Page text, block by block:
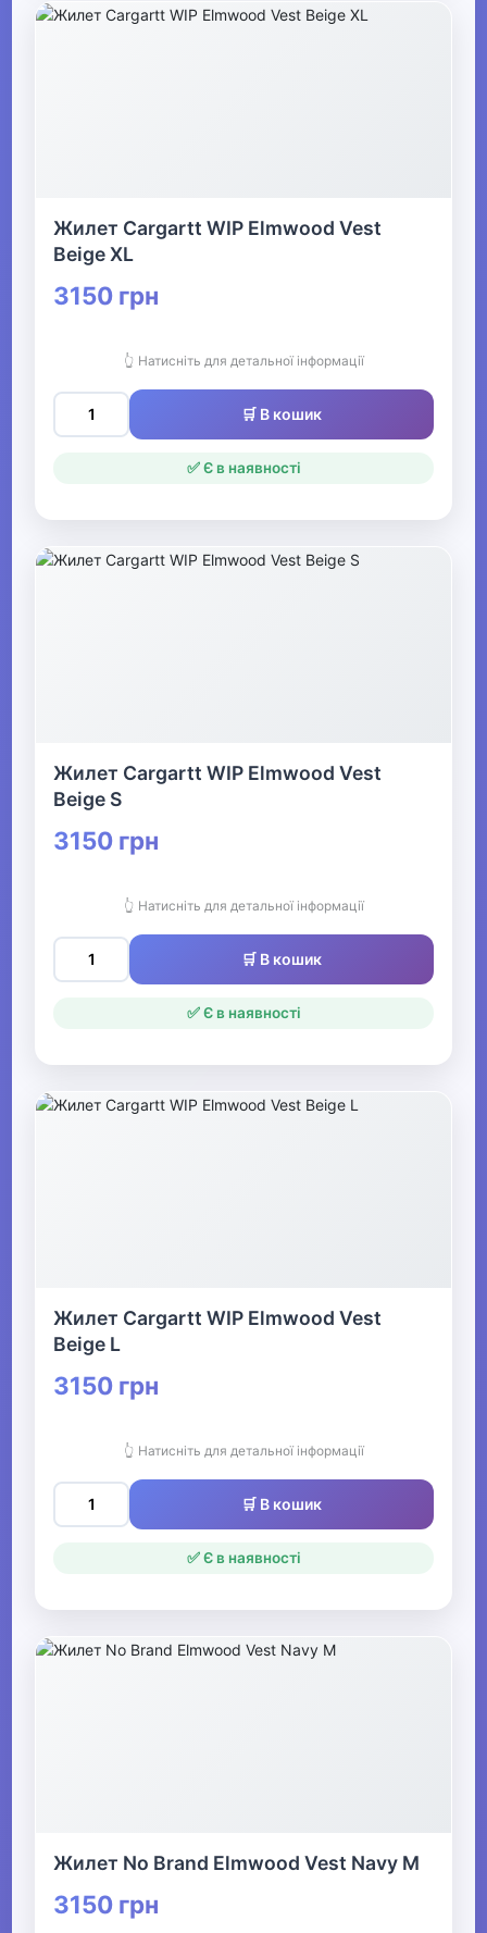
Жилет Cargartt WIP Elmwood Vest
Beige XL
3150 грн
👆 Натисніть для детальної інформації
🛒 В кошик
✅ Є в наявності
Жилет Cargartt WIP Elmwood Vest
Beige S
3150 грн
👆 Натисніть для детальної інформації
🛒 В кошик
✅ Є в наявності
Жилет Cargartt WIP Elmwood Vest
Beige L
3150 грн
👆 Натисніть для детальної інформації
🛒 В кошик
✅ Є в наявності
Жилет No Brand Elmwood Vest Navy M
3150 грн